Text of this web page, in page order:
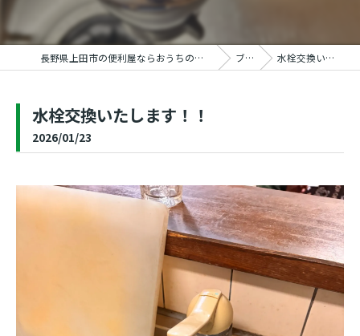
長野県上田市の便利屋ならおうちの御用聞き家工房 上田塩田店 ブログ 水栓交換いたします！！
水栓交換いたします！！
2026/01/23